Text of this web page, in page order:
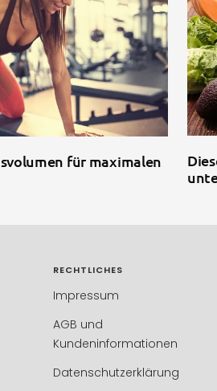
für maximalen
RECHTLICHES
Impressum
AGB und
Kundeninformationen
Datenschutzerklärung